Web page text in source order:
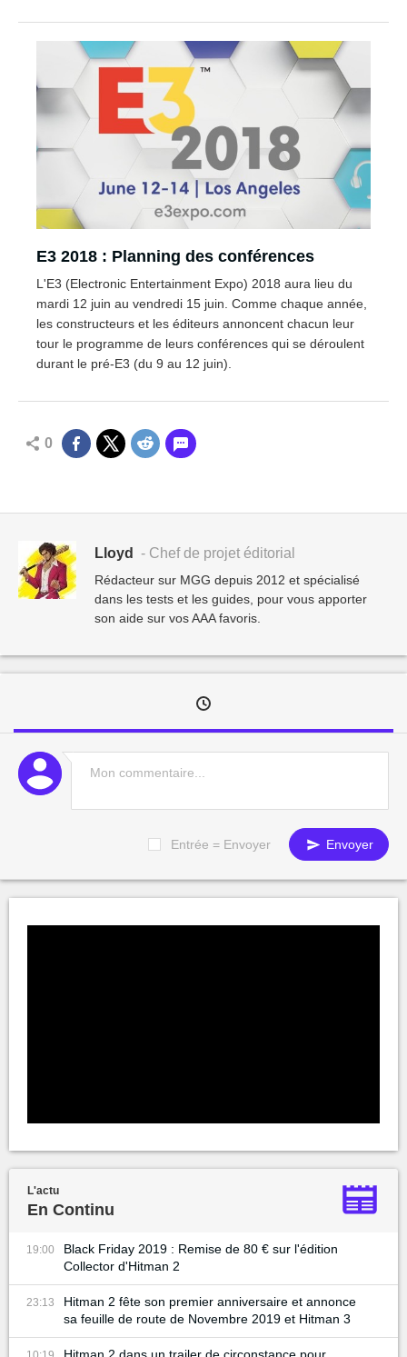
E3 2018 : Planning des conférences
L'E3 (Electronic Entertainment Expo) 2018 aura lieu du
mardi 12 juin au vendredi 15 juin. Comme chaque année,
les constructeurs et les éditeurs annoncent chacun leur
tour le programme de leurs conférences qui se déroulent
durant le pré-E3 (du 9 au 12 juin).
0
Lloyd - Chef de projet éditorial
Rédacteur sur MGG depuis 2012 et spécialisé
dans les tests et les guides, pour vous apporter
son aide sur vos AAA favoris.
Entrée = Envoyer Envoyer
L'actu
En Continu
19:00
Black Friday 2019 : Remise de 80 € sur l'édition
Collector d'Hitman 2
23:13
Hitman 2 fête son premier anniversaire et annonce
sa feuille de route de Novembre 2019 et Hitman 3